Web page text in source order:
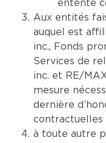
entente
Aux entités
auquel est
inc., Fonds
Services de
inc. et RE/
mesure
dernière
contractuelles
à toute autre